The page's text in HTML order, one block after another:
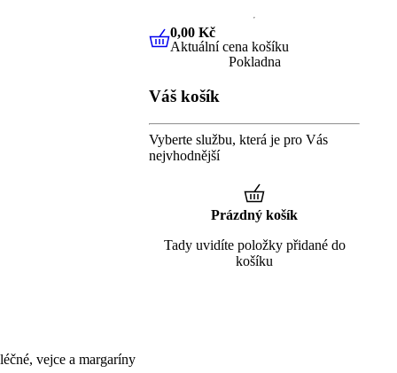
vejce a margaríny
0,00 KčAktuální cena košíku
0,00 Kč
Aktuální cena košíku
Pokladna
Váš košík
Vyberte službu, která je pro Vás
nejvhodnější
Prázdný košík
Tady uvidíte položky přidané do
košíku